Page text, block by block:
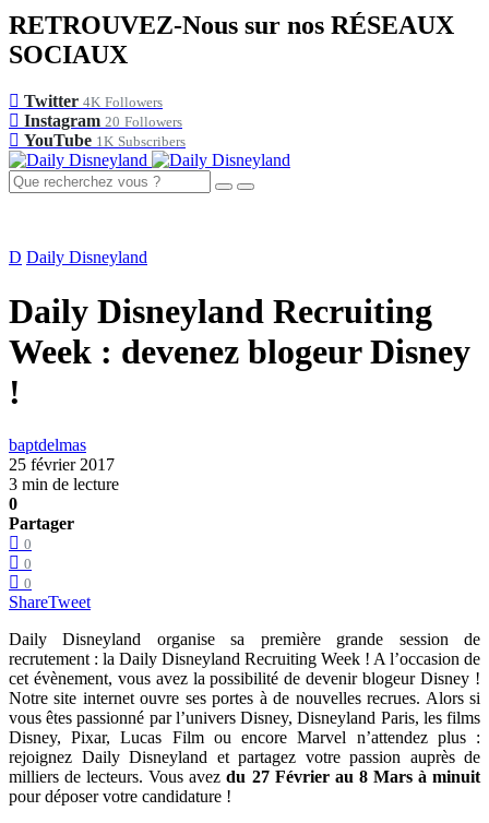
RETROUVEZ-Nous sur nos RÉSEAUX
SOCIAUX
Twitter 4K Followers
Instagram 20 Followers
YouTube 1K Subscribers
D Daily Disneyland
Daily Disneyland Recruiting
Week : devenez blogeur Disney
!
baptdelmas
25 février 2017
3 min de lecture
0
Partager
0
0
0
ShareTweet
Daily Disneyland organise sa première grande session de
recrutement : la Daily Disneyland Recruiting Week ! A l’occasion de
cet évènement, vous avez la possibilité de devenir blogeur Disney !
Notre site internet ouvre ses portes à de nouvelles recrues. Alors si
vous êtes passionné par l’univers Disney, Disneyland Paris, les films
Disney, Pixar, Lucas Film ou encore Marvel n’attendez plus :
rejoignez Daily Disneyland et partagez votre passion auprès de
milliers de lecteurs. Vous avezdu 27 Février au 8 Mars à minuit
pour déposer votre candidature !